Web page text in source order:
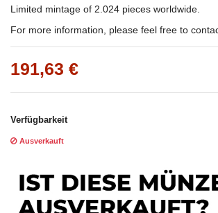
Limited mintage of 2.024 pieces worldwide.
For more information, please feel free to
191,63 €
Verfügbarkeit
Ausverkauft